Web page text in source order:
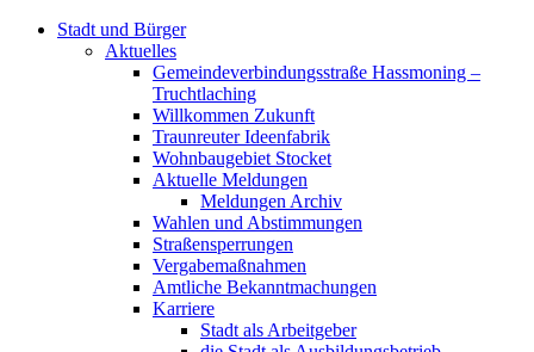
Stadt und Bürger
Aktuelles
Gemeindeverbindungsstraße Hassmoning –
Truchtlaching
Willkommen Zukunft
Traunreuter Ideenfabrik
Wohnbaugebiet Stocket
Aktuelle Meldungen
Meldungen Archiv
Wahlen und Abstimmungen
Straßensperrungen
Vergabemaßnahmen
Amtliche Bekanntmachungen
Karriere
Stadt als Arbeitgeber